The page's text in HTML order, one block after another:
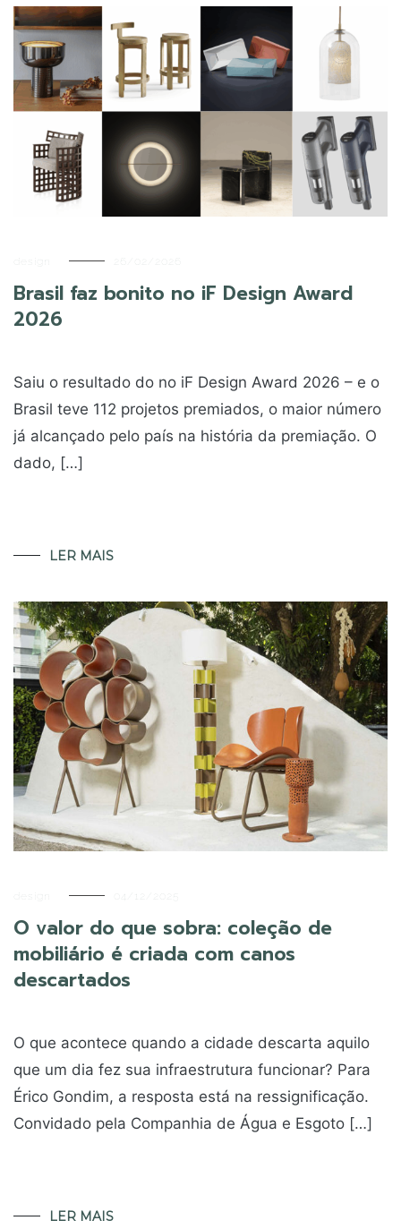
design
Brasil faz bonito no iF Design Award
2026
Saiu o resultado do no iF Design Award 2026 – e o
Brasil teve 112 projetos premiados, o maior número
já alcançado pelo país na história da premiação. O
dado, […]
LER MAIS
design 04/12/2025
O valor do que sobra: coleção de
mobiliário é criada com canos
descartados
O que acontece quando a cidade descarta aquilo
que um dia fez sua infraestrutura funcionar? Para
Érico Gondim, a resposta está na ressignificação.
Convidado pela Companhia de Água e Esgoto […]
LER MAIS